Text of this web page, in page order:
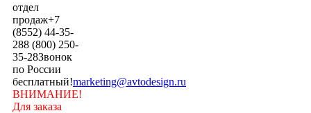
отдел
продаж+7
(8552) 44-35-
288 (800) 250-
35-28Звонок
по России
бесплатный!marketing@avtodesign.ru
ВНИМАНИЕ!
Для заказа